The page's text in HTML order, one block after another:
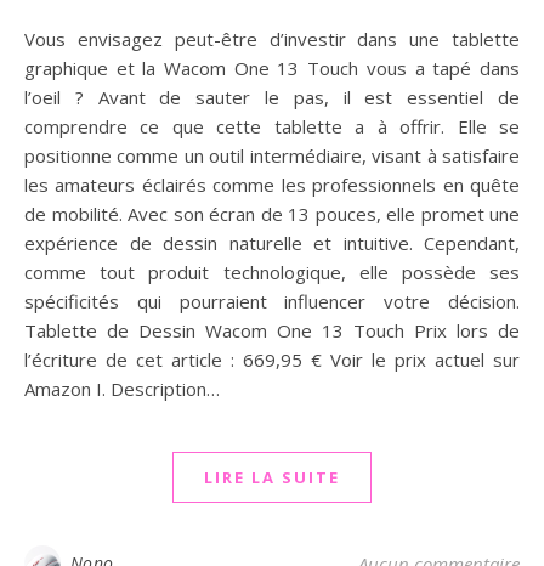
Vous envisagez peut-être d’investir dans une tablette
graphique et la Wacom One 13 Touch vous a tapé dans
l’oeil ? Avant de sauter le pas, il est essentiel de
comprendre ce que cette tablette a à offrir. Elle se
positionne comme un outil intermédiaire, visant à satisfaire
les amateurs éclairés comme les professionnels en quête
de mobilité. Avec son écran de 13 pouces, elle promet une
expérience de dessin naturelle et intuitive. Cependant,
comme tout produit technologique, elle possède ses
spécificités qui pourraient influencer votre décision.
Tablette de Dessin Wacom One 13 Touch Prix lors de
l’écriture de cet article : 669,95 € Voir le prix actuel sur
Amazon I. Description…
LIRE LA SUITE